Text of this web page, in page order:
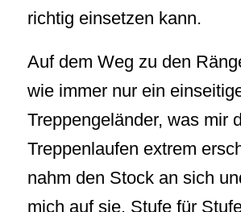
richtig einsetzen kann.
Auf dem Weg zu den
wie immer nur ein
Treppengeländer, was mir
Treppenlaufen extrem
nahm den Stock an sich
mich auf sie. Stufe für